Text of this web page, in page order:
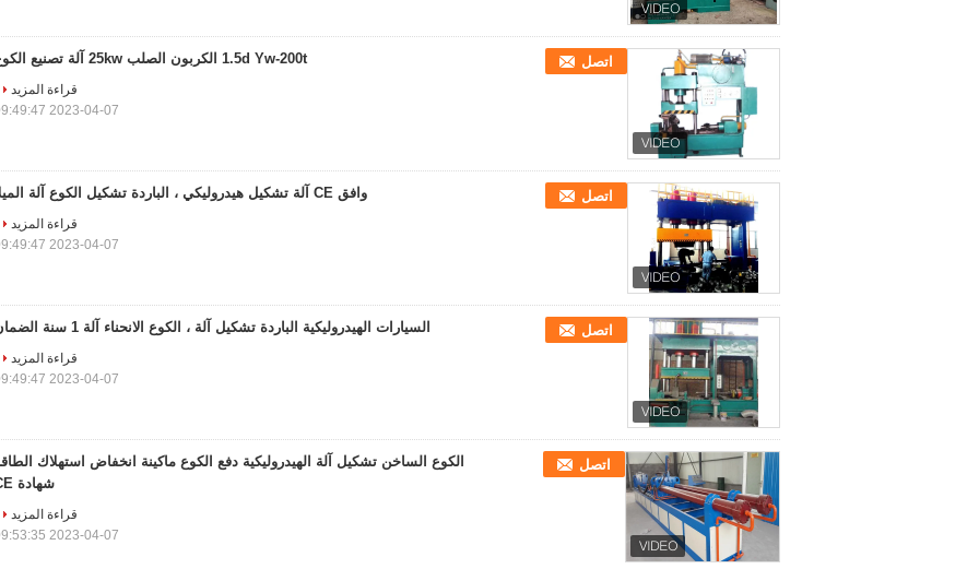
1.5d Yw-200t الكربون الصلب 25kw آلة تصنيع الكوع اتصل
قراءة المزيد
2023-04-07 09:49:47
وافق CE آلة تشكيل هيدروليكي ، الباردة تشكيل الكوع آلة الميلا اتصل
قراءة المزيد
2023-04-07 09:49:47
السيارات الهيدروليكية الباردة تشكيل آلة ، الكوع الانحناء آلة 1 سنة الضمان اتصل
قراءة المزيد
2023-04-07 09:49:47
الكوع الساخن تشكيل آلة الهيدروليكية دفع الكوع ماكينة انخفاض استهلاك
شهادة CE
اتصل
قراءة المزيد
2023-04-07 09:53:35